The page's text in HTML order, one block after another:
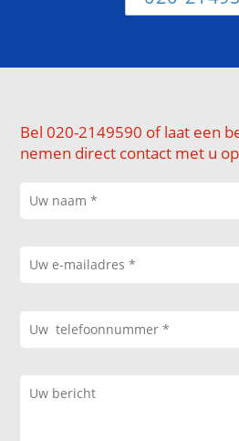
Bel 020-2149590 of laat een
nemen direct contact met u